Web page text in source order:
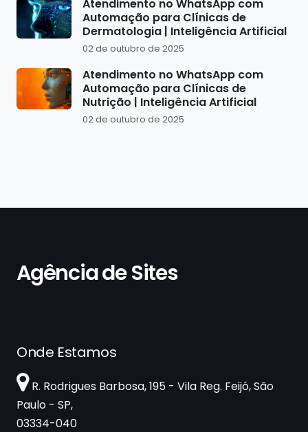
Atendimento no WhatsApp com
Automação para Clínicas de
Dermatologia | Inteligência Artificial
02 de outubro de 2025
Atendimento no WhatsApp com
Automação para Clínicas de
Nutrição | Inteligência Artificial
02 de outubro de 2025
Agência de Sites
Onde Estamos
R. Rodrigues Barbosa, 195 - Vila Reg. Feijó, São
Paulo - SP,
03334-040